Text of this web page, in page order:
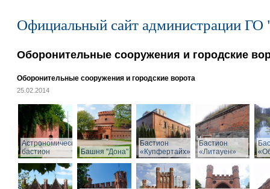
Официальный сайт администрации ГО
Оборонительные сооружения и городские
Оборонительные сооружения и городские ворота
25.02.2014
Астрономический
бастион
Башня "Дона"
Бастион
«Купфертайх»
Бастион
«Литауен»